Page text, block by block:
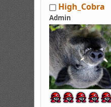
High_Cobra
Admin